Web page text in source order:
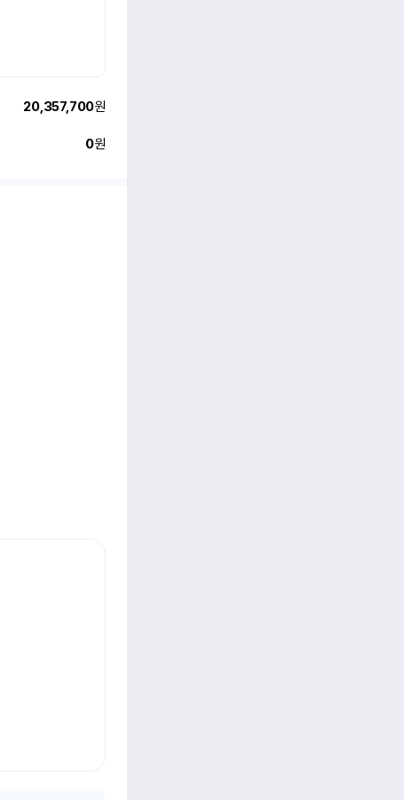
20,357,700원
0원